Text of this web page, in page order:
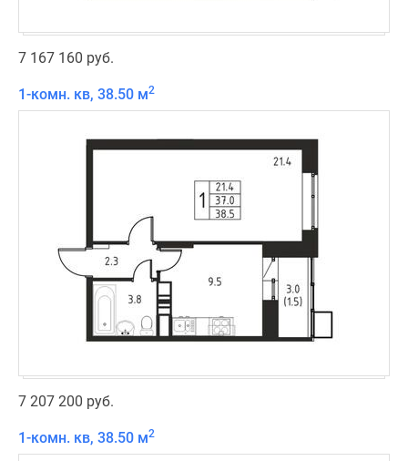
7 167 160 руб.
1-комн. кв, 38.50 м2
7 207 200 руб.
1-комн. кв, 38.50 м2